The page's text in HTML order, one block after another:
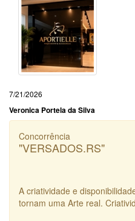
7/21/2026
Veronica Portela da Silva
Concorrência
"VERSADOS.RS"
A criatividade e
tornam uma Arte real.